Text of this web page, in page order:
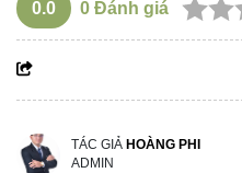
0.0 0 Đánh giá
TÁC GIẢ HOÀNG PHI
ADMIN